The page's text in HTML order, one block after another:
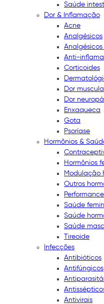
Saúde
Dor & Inflamação
Acne
Analgésicos
Anti-
Corticoides
Dor
Dor
Enxaqueca
Gota
Psoríase
Hormônios &
Hormônios
Modulação
Outros
Saúde
Saúde
Saúde
Tireoide
Infecções
Antibióticos
Antifúngicos
Antivirais